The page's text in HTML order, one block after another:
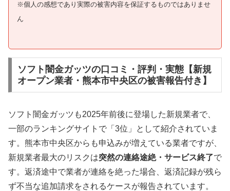
※個人の感想であり実際の被害内容を保証するものではありませ
ん
ソフト闇金ガッツの口コミ・評判・実態【新規
オープン業者・熊本市中央区の被害報告付き】
ソフト闇金ガッツも2025年前後に登場した新規業者で、
一部のランキングサイトで「3位」として紹介されていま
す。熊本市中央区からも申込みが増えている業者ですが、
新規業者最大のリスクは突然の連絡途絶・サービス終了で
す。返済途中で業者が連絡を絶った場合、返済記録が残ら
ず不当な追加請求をされるケースが報告されています。